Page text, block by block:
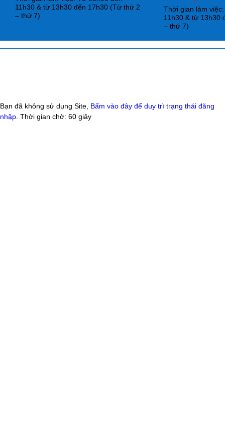
11h30 & từ 13h30 đến 17h30 (Từ thứ 2
– thứ 7)
Thời gian làm
11h30 & từ 13h30
– thứ 7)
Bạn đã không sử dụng Site, Bấm vào đây để duy trì trạng thái đăng
nhập . Thời gian chờ: 60 giây